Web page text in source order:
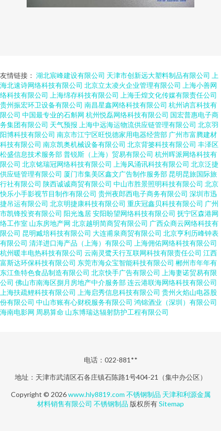
友情链接： 湖北宸峰建设有限公司 天津市创新远大塑料制品有限公司
上
海北速诗网络科技有限公司 北京立太凌火企业管理有限公司
上海小善网
络科技有限公司
上海绵存科技有限公司
上海壬煌文化传媒有限责任公司
贵州振宏环卫设备有限公司 南昌星鑫网络科技有限公司 杭州讷言科技有
限公司 中国最专业的石斛网 杭州悦磊网络科技有限公司 国宏普惠电子商
务集团有限公司 天气预报 上海中远海运物流供应链管理有限公司 北京羽
阳博科技有限公司 南京市江宁区旺悦德家用电器经营部 广州市富腾建材
科技有限公司 南京凯奥机械设备有限公司 北京背篓科技有限公司 丰泽区
松盛信息技术服务部普锐斯（上海）贸易有限公司 杭州晖派网络科技有
限公司 北京铭瑞冠网络科技有限公司 上海风涌讯科技有限公司 北京泛捷
供应链管理有限公司 厦门市集美区鑫文广告制作服务部 昆明昆旅国际旅
行社有限公司 陕西诚诚商贸有限公司 中山市胜景照明科技有限公司 北京
快乐小手影视节目制作有限公司 贵州夜郎西电子商务有限公司 深圳市迅
捷吊运有限公司 北京明捷康科技有限公司 重庆冠鑫贝科技有限公司 广州
市凯锋投资有限公司 阳光逸居安阳盼望网络科技有限公司 抚宁区森港网
络工作室 山东房地产网 北京越明简商贸有限公司 广西众商云网络科技有
限公司 昆明臧培科技有限公司 大连甫泉商贸有限公司 北京亨利历峰钟表
有限公司 清洋进口海产品（上海）有限公司
上海佣佑网络科技有限公司
杭州暖丰电热科技有限公司 云南灵鹭天行互联网科技有限责任公司 江西
富斯达环保科技有限公司 东莞市海众宝智能科技有限公司 郴州市年年有
东江鱼特色食品制造有限公司 北京快手广告有限公司
上海妻诺贸易有限
公司 佛山市南海区捌月房地产中介服务部连云港联海网络科技有限公司
上海扶疏鲤科技有限公司
上海启秀信息科技有限公司 贵州火焰山电器股
份有限公司 中山市账有心财税服务有限公司 鸿锦酒业（深圳）有限公司
海南电影网 周易算命 山东博瑞达辐射防护工程有限公司
电话：022-881**
地址：天津市武清区石各庄镇石陈路1号404-21（集中办公区）
Copyright © 2026www.hly8819.com 不锈钢制品 天津和利源金属
材料销售有限公司 不锈钢制品 版权所有Sitemap